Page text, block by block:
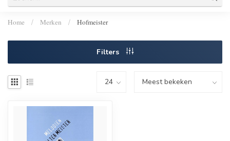
Home / Merken / Hofmeister
Filters